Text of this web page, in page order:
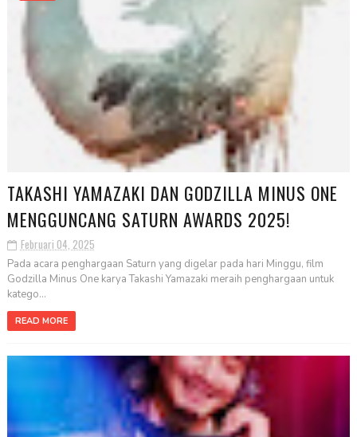
TAKASHI YAMAZAKI DAN GODZILLA MINUS ONE
MENGGUNCANG SATURN AWARDS 2025!
Februari 04, 2025
Pada acara penghargaan Saturn yang digelar pada hari Minggu, film
Godzilla Minus One karya Takashi Yamazaki meraih penghargaan untuk
katego...
READ MORE